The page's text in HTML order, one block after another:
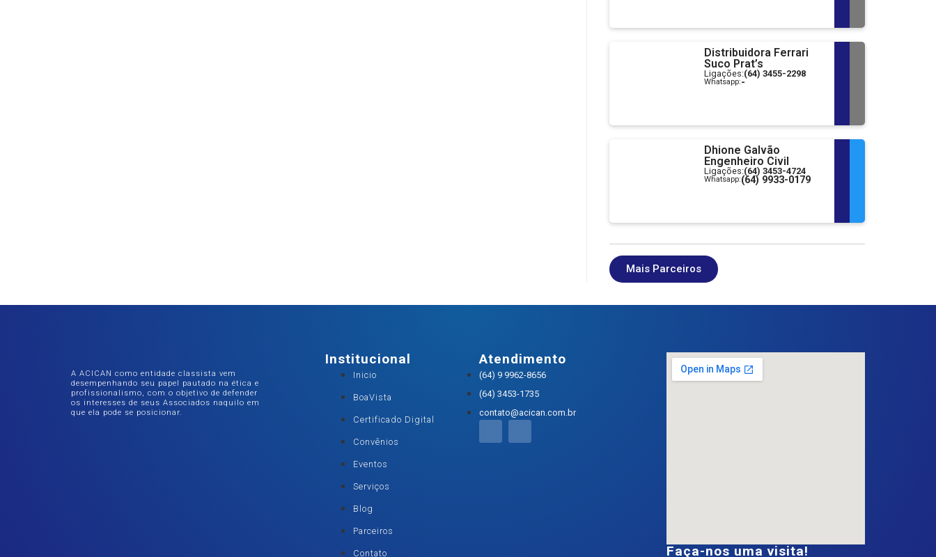
Distribuidora Ferrari
Suco Prat’s
Ligações:(64) 3455-2298
Whatsapp:-
Dhione Galvão
Engenheiro Civil
Ligações:(64) 3453-4724
Whatsapp:(64) 9933-0179
Mais Parceiros
A ACICAN como entidade classista vem
desempenhando seu papel pautado na ética e
profissionalismo, com o objetivo de defender
os interesses de seus Associados naquilo em
que ela pode se posicionar.
Institucional
Inicio
BoaVista
Certificado Digital
Convênios
Eventos
Serviços
Blog
Parceiros
Contato
Atendimento
(64) 9 9962-8656
(64) 3453-1735
contato@acican.com.br
Faça-nos uma visita!